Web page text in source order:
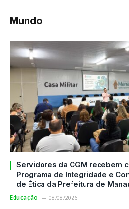
Mundo
Servidores da CGM recebem
Programa de Integridade e
de Ética da Prefeitura de
Educação 08/08/2026